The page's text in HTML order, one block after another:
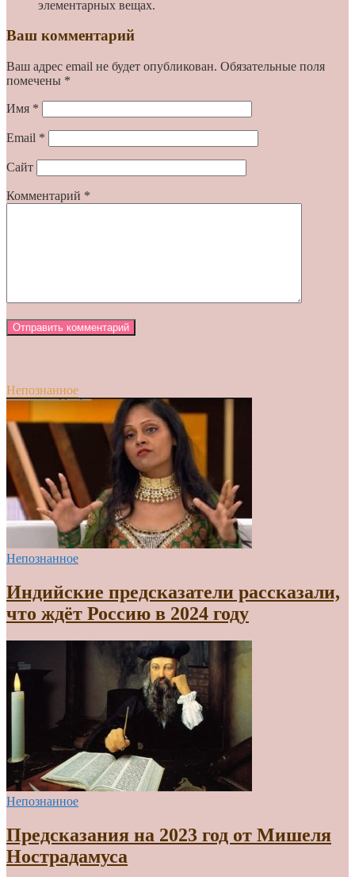
элементарных вещах.
Ваш комментарий
Ваш адрес email не будет опубликован. Обязательные поля
помечены *
Имя *
Email *
Сайт
Комментарий *
Непознанное
Непознанное
Индийские предсказатели рассказали,
что ждёт Россию в 2024 году
Непознанное
Предсказания на 2023 год от Мишеля
Нострадамуса